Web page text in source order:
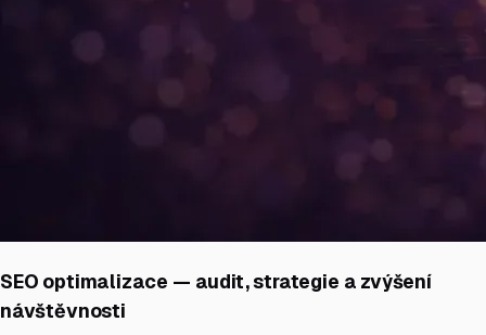
SEO optimalizace — audit, strategie a zvýšení
návštěvnosti